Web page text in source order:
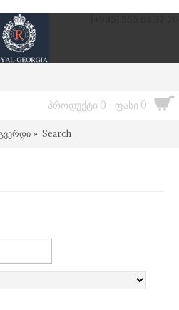
პროდუქტი 0 - ფასი 0
Search